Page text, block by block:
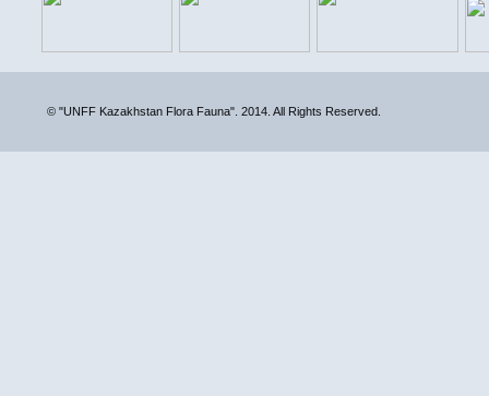
© "UNFF Kazakhstan Flora Fauna". 2014. All Rights Reserved.